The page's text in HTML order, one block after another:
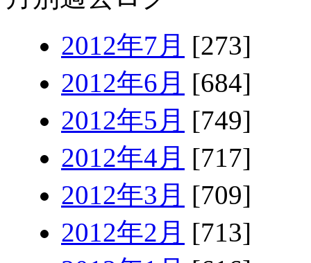
2012年7月 [273]
2012年6月 [684]
2012年5月 [749]
2012年4月 [717]
2012年3月 [709]
2012年2月 [713]